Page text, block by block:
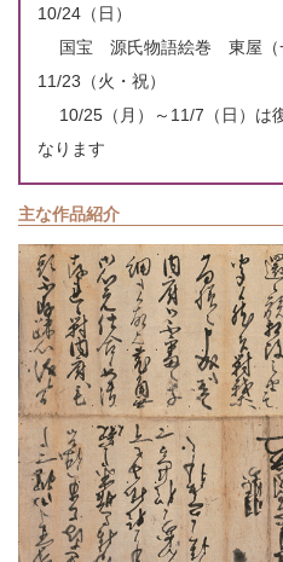
10/24（日）
国宝 源氏物語絵巻 東屋（
11/23（火・祝）
10/25（月）～11/7（日）は
なります
主な作品紹介